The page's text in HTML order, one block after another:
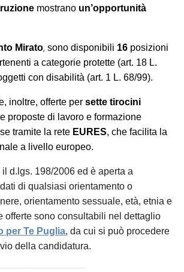
mostrano un’opportunità
Mirato sono disponibili 16 posizioni
a categorie protette (art. 18 L.
con disabilità (art. 1 L. 68/99).
inoltre, offerte per sette tirocini
proposte di lavoro e formazione
tramite la rete EURES, che facilita la
a livello europeo.
il d.lgs. 198/2006 ed è aperta a
di qualsiasi orientamento o
orientamento sessuale, età, etnia e
offerte sono consultabili nel dettaglio
per Te Puglia, da cui si può procedere
della candidatura.